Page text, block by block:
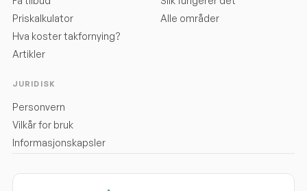
Priskalkulator
Hva koster takfornying?
Artikler
Alle områder
JURIDISK
Personvern
Vilkår for bruk
Informasjonskapsler